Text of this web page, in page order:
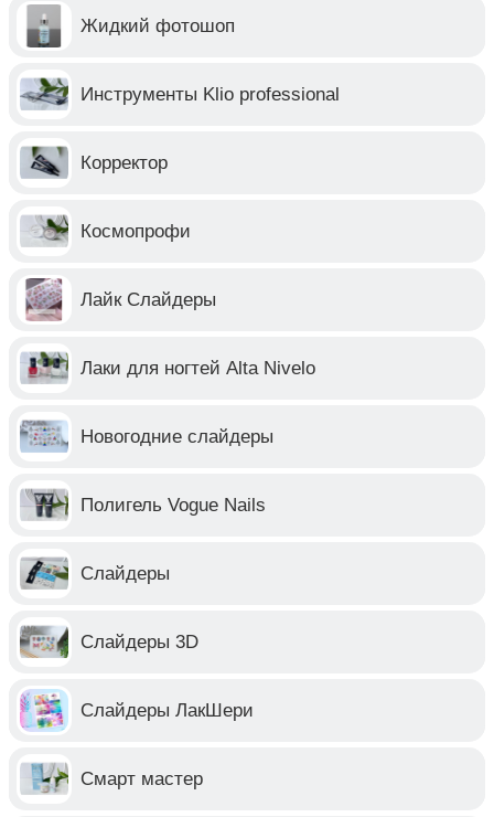
Жидкий фотошоп
Инструменты Klio professional
Корректор
Космопрофи
Лайк Слайдеры
Лаки для ногтей Alta Nivelo
Новогодние слайдеры
Полигель Vogue Nails
Слайдеры
Слайдеры 3D
Слайдеры ЛакШери
Смарт мастер